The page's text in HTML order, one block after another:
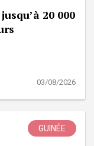
20 000
03/08/2026
GUINÉE